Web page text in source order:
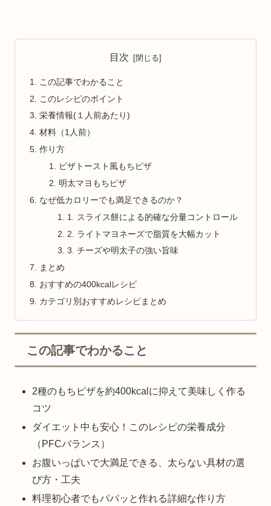
目次
この記事でわかること
このレシピのポイント
栄養情報(１人前あたり)
材料（1人前）
作り方
ピザトースト風もちピザ
明太マヨもちピザ
なぜ低カロリーでも満足できるのか？
1. スライス餅による的確な分量コントロール
2. ライトマヨネーズで脂質を大幅カット
3. チーズや明太子の強い旨味
まとめ
おすすめの400kcalレシピ
カテゴリ別おすすめレシピまとめ
この記事でわかること
2種のもちピザを約400kcalに抑えて美味しく作る
コツ
ダイエット中も安心！このレシピの栄養成分
（PFCバランス）
お腹いっぱいで大満足できる、太らない具材の選
び方・工夫
料理初心者でもパパッと作れる詳細な作り方